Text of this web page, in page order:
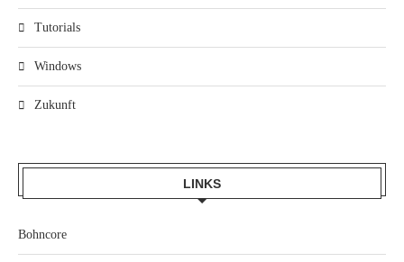
Tutorials
Windows
Zukunft
LINKS
Bohncore